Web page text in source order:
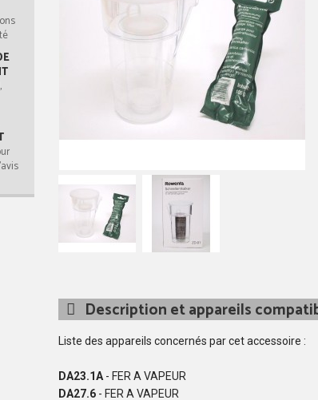
Description et appareils
Liste des appareils concernés par cet accessoire :
DA23.1A - FER A VAPEUR
DA27.6 - FER A VAPEUR